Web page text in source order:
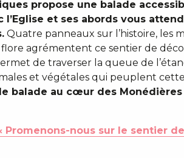
propose une balade
l’Eglise et ses abords vous
Quatre panneaux sur l’histoire, les
agrémentent ce sentier de
de traverser la queue de
et végétales qui peuplent
balade au cœur des Monédières
nous sur le sentier de